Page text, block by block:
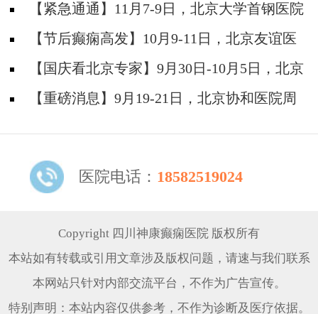
防安全培训纪实
【紧急通通】11月7-9日，北京大学首钢医院
神经内科胡颖教授亲临成都会诊，破解癫痫疑难
【节后癫痫高发】10月9-11日，北京友谊医
院陈葵博士免费会诊+治疗援助，破解癫痫难
题！
【国庆看北京专家】9月30日-10月5日，北京
天坛&首钢医院两大专家蓉城亲诊+癫痫大额救
【重磅消息】9月19-21日，北京协和医院周
医院电话： 18582519024
Copyright 四川神康癫痫医院 版权所有
本站如有转载或引用文章涉及版权问题，请速与我们联系
本网站只针对内部交流平台，不作为广告宣传。
特别声明：本站内容仅供参考，不作为诊断及医疗依据。